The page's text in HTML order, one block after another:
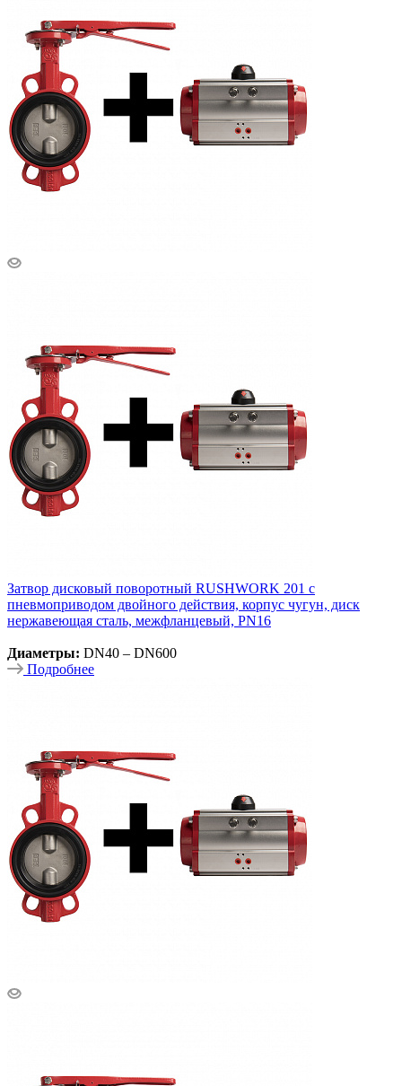
Затвор дисковый поворотный RUSHWORK 201 с
пневмоприводом двойного действия, корпус чугун, диск
нержавеющая сталь, межфланцевый, PN16
Диаметры: DN40 – DN600
Подробнее